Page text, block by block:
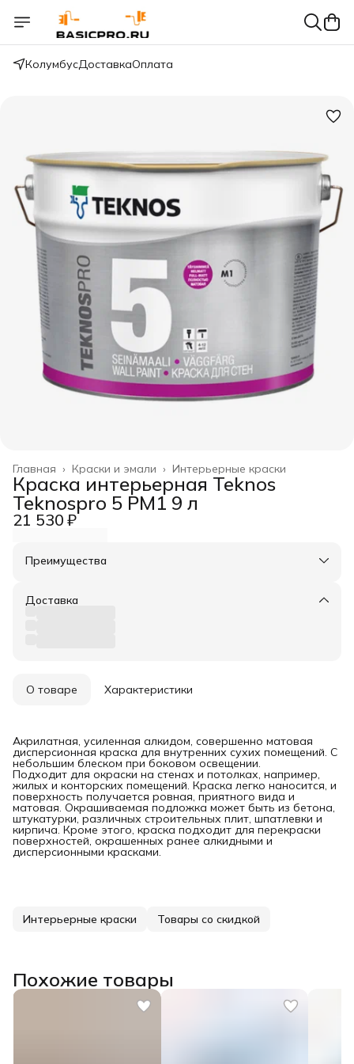
КолумбусДоставкаОплата
Интерьерные краски
Краски и эмали ›
Главная ›
Краска интерьерная Teknos
Teknospro 5 PM1 9 л
21 530 ₽
Преимущества
Оплата частями в Сплит
Удобный возврат
Доставка
О товаре Характеристики
Акрилатная, усиленная алкидом, совершенно матовая
дисперсионная краска для внутренних сухих помещений. С
небольшим блеском при боковом освещении.
Подходит для окраски на стенах и потолках, например,
жилых и конторских помещений. Краска легко наносится, и
поверхность получается ровная, приятного вида и
матовая. Окрашиваемая подложка может быть из бетона,
штукатурки, различных строительных плит, шпатлевки и
кирпича. Кроме этого, краска подходит для перекраски
поверхностей, окрашенных ранее алкидными и
дисперсионными красками.
Интерьерные краски Товары со скидкой
Похожие товары